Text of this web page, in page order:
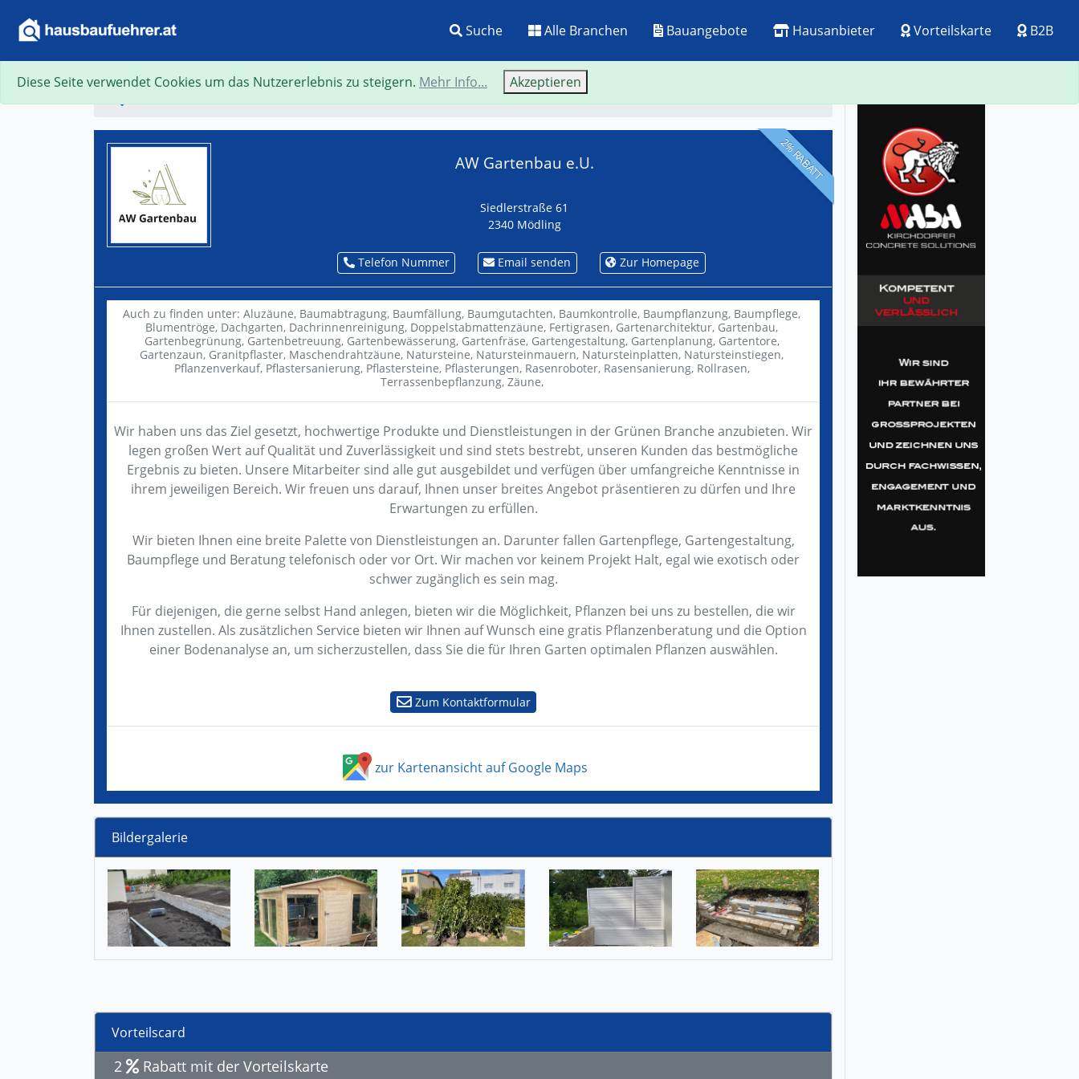
Suche Alle Branchen Bauangebote Hausanbieter Vorteilskarte B2B
2% RABATT
AW Gartenbau e.U.
Siedlerstraße 61
2340 Mödling
Telefon Nummer Email senden Zur Homepage
Auch zu finden unter: Aluzäune, Baumabtragung, Baumfällung, Baumgutachten, Baumkontrolle, Baumpflanzung, Baumpflege,
Blumentröge, Dachgarten, Dachrinnenreinigung, Doppelstabmattenzäune, Fertigrasen, Gartenarchitektur, Gartenbau,
Gartenbegrünung, Gartenbetreuung, Gartenbewässerung, Gartenfräse, Gartengestaltung, Gartenplanung, Gartentore,
Gartenzaun, Granitpflaster, Maschendrahtzäune, Natursteine, Natursteinmauern, Natursteinplatten, Natursteinstiegen,
Pflanzenverkauf, Pflastersanierung, Pflastersteine, Pflasterungen, Rasenroboter, Rasensanierung, Rollrasen,
Terrassenbepflanzung, Zäune,
Wir haben uns das Ziel gesetzt, hochwertige Produkte und Dienstleistungen in der Grünen Branche anzubieten. Wir
legen großen Wert auf Qualität und Zuverlässigkeit und sind stets bestrebt, unseren Kunden das bestmögliche
Ergebnis zu bieten. Unsere Mitarbeiter sind alle gut ausgebildet und verfügen über umfangreiche Kenntnisse in
ihrem jeweiligen Bereich. Wir freuen uns darauf, Ihnen unser breites Angebot präsentieren zu dürfen und Ihre
Erwartungen zu erfüllen.
Wir bieten Ihnen eine breite Palette von Dienstleistungen an. Darunter fallen Gartenpflege, Gartengestaltung,
Baumpflege und Beratung telefonisch oder vor Ort. Wir machen vor keinem Projekt Halt, egal wie exotisch oder
schwer zugänglich es sein mag.
Für diejenigen, die gerne selbst Hand anlegen, bieten wir die Möglichkeit, Pflanzen bei uns zu bestellen, die wir
Ihnen zustellen. Als zusätzlichen Service bieten wir Ihnen auf Wunsch eine gratis Pflanzenberatung und die Option
einer Bodenanalyse an, um sicherzustellen, dass Sie die für Ihren Garten optimalen Pflanzen auswählen.
Zum Kontaktformular
zur Kartenansicht auf Google Maps
Bildergalerie
Vorteilscard
2 Rabatt mit der Vorteilskarte
Diese Seite verwendet Cookies um das Nutzererlebnis zu steigern. Mehr Info... Akzeptieren